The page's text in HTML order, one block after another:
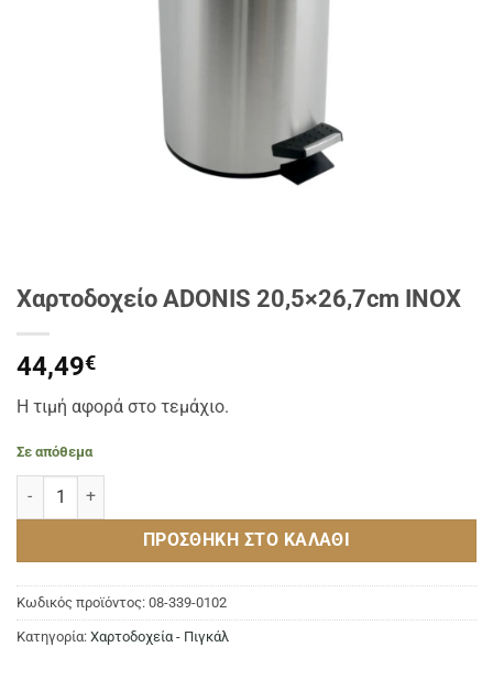
Χαρτοδοχείο ADONIS 20,5×26,7cm INOX
44,49€
Η τιμή αφορά στο τεμάχιο.
Σε απόθεμα
Χαρτοδοχείο ADONIS 20,5×26,7cm INOX ποσότητα
ΠΡΟΣΘΉΚΗ ΣΤΟ ΚΑΛΆΘΙ
Κωδικός προϊόντος: 08-339-0102
Κατηγορία: Χαρτοδοχεία - Πιγκάλ